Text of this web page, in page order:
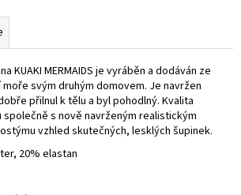
KUAKI MERMAIDS je vyráběn a dodáván ze
svým druhým domovem. Je navržen
přilnul k tělu a byl pohodlný. Kvalita
s nově navrženým realistickým
vzhled skutečných, lesklých šupinek.
20% elastan